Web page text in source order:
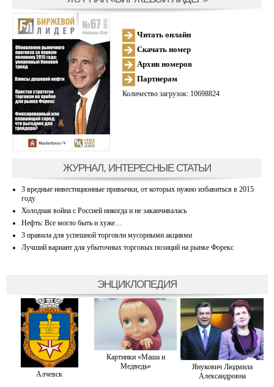
Читать онлайн
Скачать номер
Архив номеров
Партнерам
Количество загрузок: 10698824
ЖУРНАЛ, ИНТЕРЕСНЫЕ СТАТЬИ
3 вредные инвестиционные привычки, от которых нужно избавиться в 2015
году
Холодная война с Россией никогда и не заканчивалась
Нефть: Все могло быть и хуже…
3 правила для успешной торговли мусорными акциями
Лучший вариант для убыточных торговых позиций на рынке Форекс
ЭНЦИКЛОПЕДИЯ
Алчевск
Картинки «Маша и
Медведь»
Янукович Людмила
Александровна